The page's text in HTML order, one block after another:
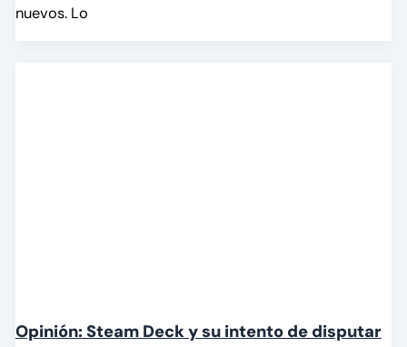
nuevos. Lo
Opinión: Steam Deck y su intento de disputar